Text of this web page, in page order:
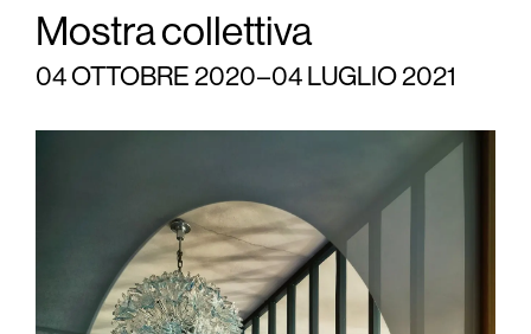
Mostra collettiva
04 OTTOBRE 2020 – 04 LUGLIO 2021